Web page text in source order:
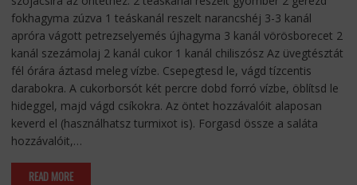
fokhagyma zúzva 1 teáskanál reszelt narancshéj 3-3 kanál
apróra vágott petrezselyemés újhagyma 3 kanál vörösborecet 2
kanál szezámolaj 2 kanál cukor 1 kanál chiliszósz Az üvegtésztát
fél órára áztasd meleg vízbe. Csepegtesd le, vágd tízcentis
darabokra. A cukorborsót két percre dobd forró vízbe, öblítsd le
hideggel, majd vágd csíkokra. Az öntet hozzávalóit alaposan
keverd el (használhatsz turmixot is). Forgasd össze a saláta
hozzávalóit,…
READ MORE